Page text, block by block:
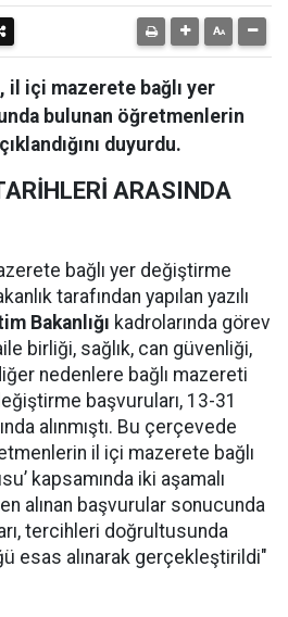
il içi mazerete bağlı yer
bulunan öğretmenlerin
duyurdu.
ARASINDA
bağlı yer değiştirme
tarafından yapılan yazılı
Bakanlığı kadrolarında görev
birliği, sağlık, can güvenliği,
nedenlere bağlı mazereti
başvuruları, 13-31
alınmıştı. Bu çerçevede
il içi mazerete bağlı
kapsamında iki aşamalı
alınan başvurular sonucunda
tercihleri doğrultusunda
esas alınarak gerçekleştirildi"